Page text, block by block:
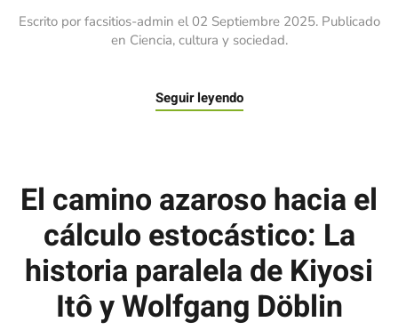
Escrito por facsitios-admin el 02 Septiembre 2025. Publicado
en Ciencia, cultura y sociedad.
Seguir leyendo
El camino azaroso hacia el
cálculo estocástico: La
historia paralela de Kiyosi
Itô y Wolfgang Döblin